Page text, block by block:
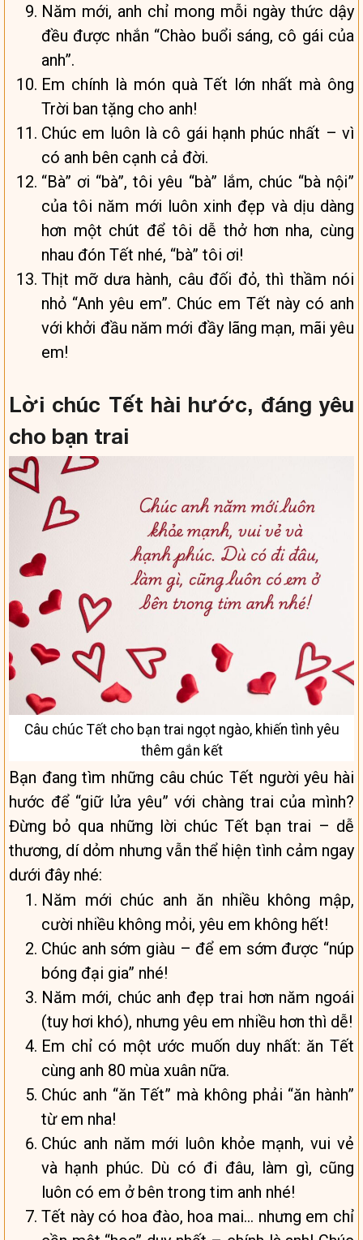
Năm mới, anh chỉ mong mỗi ngày thức dậy
đều được nhắn “Chào buổi sáng, cô gái của
anh”.
Em chính là món quà Tết lớn nhất mà ông
Trời ban tặng cho anh!
Chúc em luôn là cô gái hạnh phúc nhất – vì
có anh bên cạnh cả đời.
“Bà” ơi “bà”, tôi yêu “bà” lắm, chúc “bà nội”
của tôi năm mới luôn xinh đẹp và dịu dàng
hơn một chút để tôi dễ thở hơn nha, cùng
nhau đón Tết nhé, “bà” tôi ơi!
Thịt mỡ dưa hành, câu đối đỏ, thì thầm nói
nhỏ “Anh yêu em”. Chúc em Tết này có anh
với khởi đầu năm mới đầy lãng mạn, mãi yêu
em!
Lời chúc Tết hài hước, đáng yêu
cho bạn trai
Câu chúc Tết cho bạn trai ngọt ngào, khiến tình yêu
thêm gắn kết
Bạn đang tìm những câu chúc Tết người yêu hài
hước để “giữ lửa yêu” với chàng trai của mình?
Đừng bỏ qua những lời chúc Tết bạn trai – dễ
thương, dí dỏm nhưng vẫn thể hiện tình cảm ngay
dưới đây nhé:
Năm mới chúc anh ăn nhiều không mập,
cười nhiều không mỏi, yêu em không hết!
Chúc anh sớm giàu – để em sớm được “núp
bóng đại gia” nhé!
Năm mới, chúc anh đẹp trai hơn năm ngoái
(tuy hơi khó), nhưng yêu em nhiều hơn thì dễ!
Em chỉ có một ước muốn duy nhất: ăn Tết
cùng anh 80 mùa xuân nữa.
Chúc anh “ăn Tết” mà không phải “ăn hành”
từ em nha!
Chúc anh năm mới luôn khỏe mạnh, vui vẻ
và hạnh phúc. Dù có đi đâu, làm gì, cũng
luôn có em ở bên trong tim anh nhé!
Tết này có hoa đào, hoa mai… nhưng em chỉ